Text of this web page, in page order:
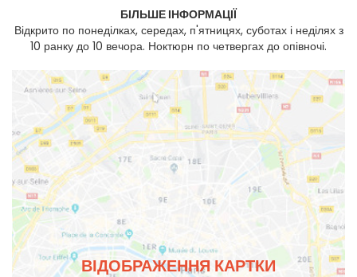
БІЛЬШЕ ІНФОРМАЦІЇ
Відкрито по понеділках, середах, п'ятницях, суботах і неділях з
10 ранку до 10 вечора. Ноктюрн по четвергах до опівночі.
ВІДОБРАЖЕННЯ КАРТКИ